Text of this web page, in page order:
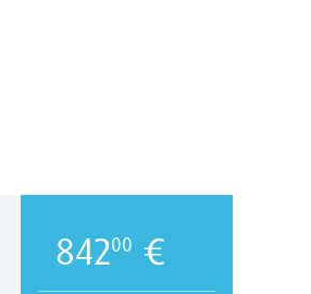
84200 €